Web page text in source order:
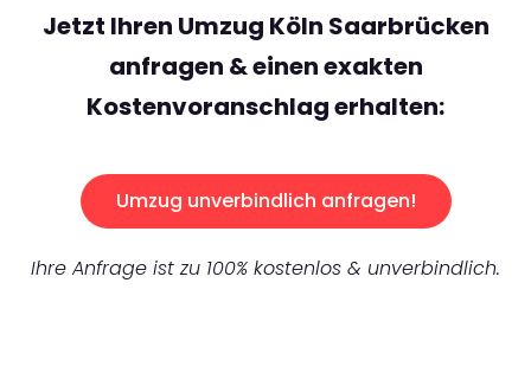
Jetzt Ihren Umzug Köln Saarbrücken
anfragen & einen exakten
Kostenvoranschlag erhalten:
Umzug unverbindlich anfragen!
Ihre Anfrage ist zu 100% kostenlos & unverbindlich.